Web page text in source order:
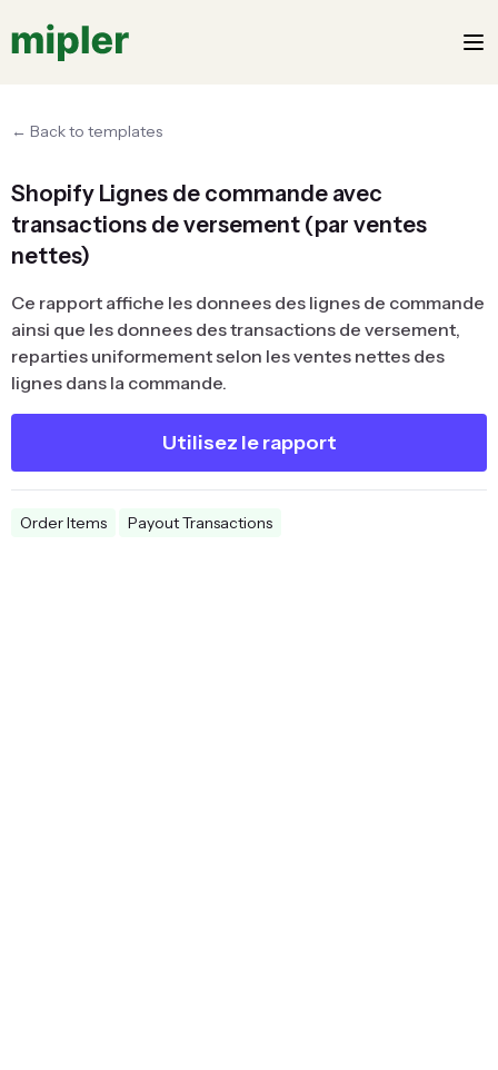
← Back to templates
Shopify Lignes de commande avec
transactions de versement (par ventes
nettes)
Ce rapport affiche les donnees des lignes de commande
ainsi que les donnees des transactions de versement,
reparties uniformement selon les ventes nettes des
lignes dans la commande.
Utilisez le rapport
Order Items Payout Transactions